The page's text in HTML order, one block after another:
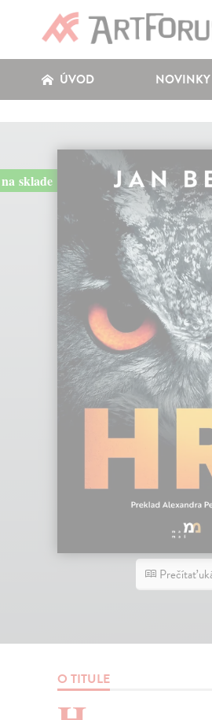
ÚVOD NOVINKY
na sklade
Prečítať
O TITULE